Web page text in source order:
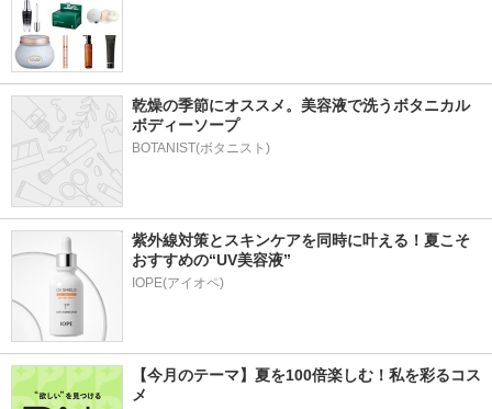
乾燥の季節にオススメ。美容液で洗うボタニカル
ボディーソープ
BOTANIST(ボタニスト)
紫外線対策とスキンケアを同時に叶える！夏こそ
おすすめの“UV美容液”
IOPE(アイオペ)
【今月のテーマ】夏を100倍楽しむ！私を彩るコス
メ